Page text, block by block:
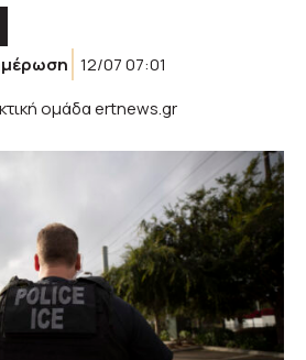
12/07 07:01
ομάδα ertnews.gr